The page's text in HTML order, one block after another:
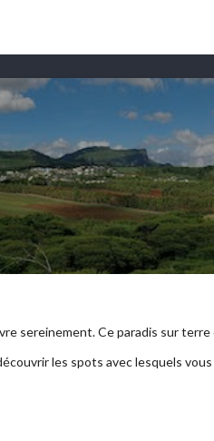
sereinement. Ce paradis sur
les spots avec lesquels